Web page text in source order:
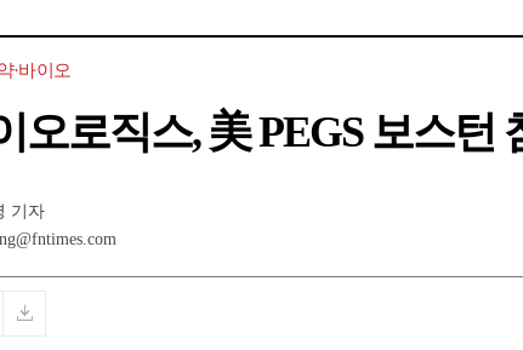
·바이오
오로직스, 美 PEGS 보스
기자